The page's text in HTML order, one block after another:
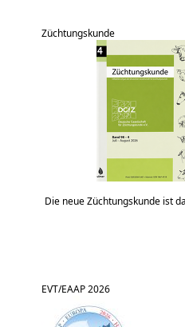
Züchtungskunde
Die neue Züchtungskunde ist
EVT/EAAP 2026